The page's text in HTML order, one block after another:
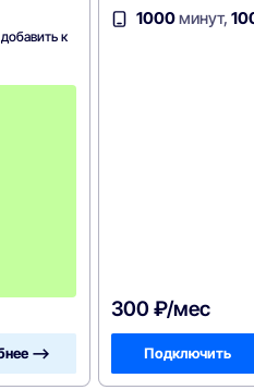
к
—>
1000минут,
300 ₽/мес
Подключить